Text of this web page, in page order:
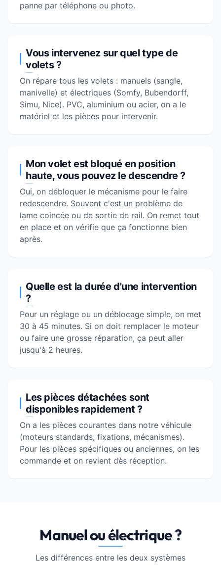
panne par téléphone ou photo.
Vous intervenez sur quel type de
volets ?
On répare tous les volets : manuels (sangle,
manivelle) et électriques (Somfy, Bubendorff,
Simu, Nice). PVC, aluminium ou acier, on a le
matériel et les pièces pour intervenir.
Mon volet est bloqué en position
haute, vous pouvez le descendre ?
Oui, on débloquer le mécanisme pour le faire
redescendre. Souvent c'est un problème de
lame coincée ou de sortie de rail. On remet tout
en place et on vérifie que ça fonctionne bien
après.
Quelle est la durée d'une intervention
?
Pour un réglage ou un déblocage simple, on met
30 à 45 minutes. Si on doit remplacer le moteur
ou faire une grosse réparation, ça peut aller
jusqu'à 2 heures.
Les pièces détachées sont
disponibles rapidement ?
On a les pièces courantes dans notre véhicule
(moteurs standards, fixations, mécanismes).
Pour les pièces spécifiques ou anciennes, on les
commande et on revient dès réception.
Manuel ou électrique ?
Les différences entre les deux systèmes